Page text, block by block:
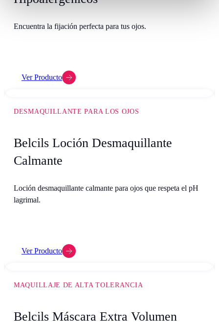
Encuentra la fijación perfecta para tus ojos.
Ver Producto
DESMAQUILLANTE PARA LOS OJOS
Belcils Loción Desmaquillante
Calmante
Loción desmaquillante calmante para ojos que respeta el pH
lagrimal.
Ver Producto
MAQUILLAJE DE ALTA TOLERANCIA
Belcils Máscara Extra Volumen